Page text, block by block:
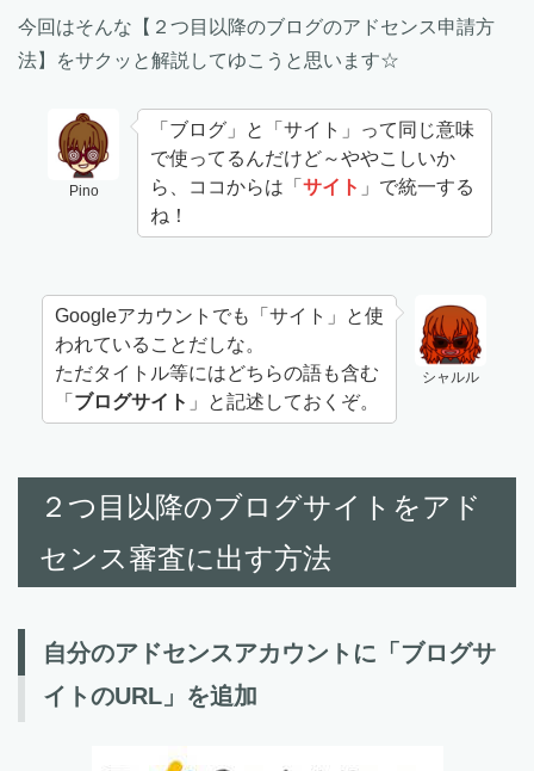
今回はそんな【２つ目以降のブログのアドセンス申請方
法】をサクッと解説してゆこうと思います☆
Pino
「ブログ」と「サイト」って同じ意味
で使ってるんだけど～ややこしいか
ら、ココからは「 サイト 」で統一する
ね！
シャルル
Googleアカウントでも「サイト」と使
われていることだしな。
ただタイトル等にはどちらの語も含む
「 ブログサイト 」と記述しておくぞ。
２つ目以降のブログサイトをアド
センス審査に出す方法
自分のアドセンスアカウントに「ブログサ
イトのURL」を追加